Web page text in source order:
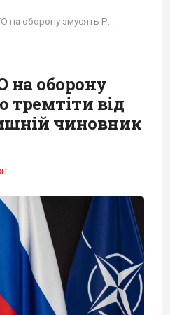
на оборону
тремтіти від
чиновник